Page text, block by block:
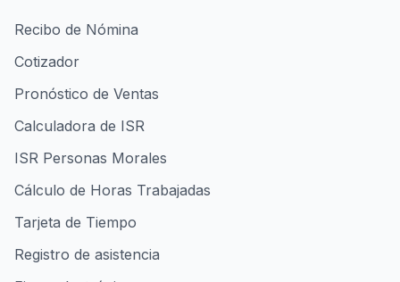
Recibo de Nómina
Cotizador
Pronóstico de Ventas
Calculadora de ISR
ISR Personas Morales
Cálculo de Horas Trabajadas
Tarjeta de Tiempo
Registro de asistencia